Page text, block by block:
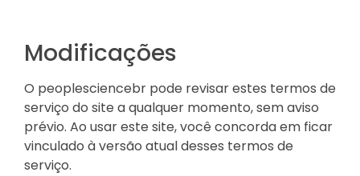
Modificações
O peoplesciencebr pode revisar estes termos de
serviço do site a qualquer momento, sem aviso
prévio. Ao usar este site, você concorda em ficar
vinculado à versão atual desses termos de
serviço.